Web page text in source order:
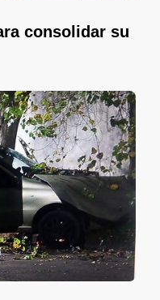
consolidar su